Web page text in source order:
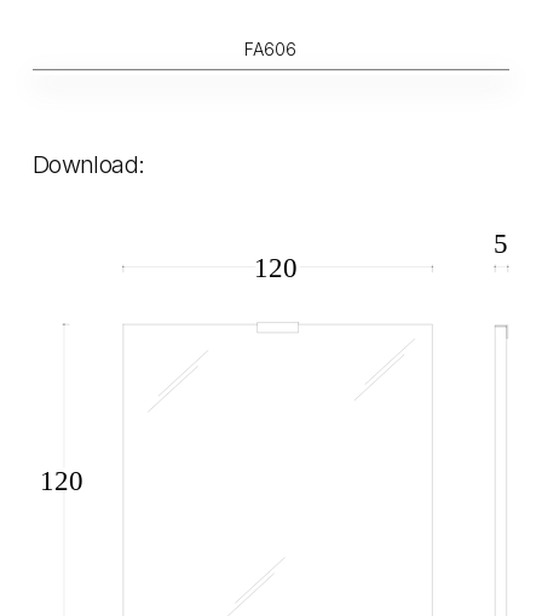
FA606
Download: